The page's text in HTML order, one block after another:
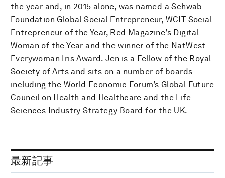
the year and, in 2015 alone, was named a Schwab
Foundation Global Social Entrepreneur, WCIT Social
Entrepreneur of the Year, Red Magazine’s Digital
Woman of the Year and the winner of the NatWest
Everywoman Iris Award. Jen is a Fellow of the Royal
Society of Arts and sits on a number of boards
including the World Economic Forum’s Global Future
Council on Health and Healthcare and the Life
Sciences Industry Strategy Board for the UK.
最新記事